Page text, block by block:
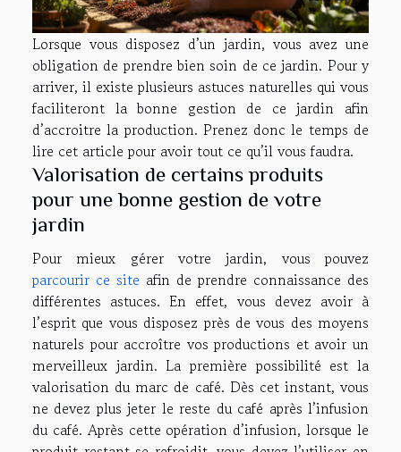
Lorsque vous disposez d’un jardin, vous avez une
obligation de prendre bien soin de ce jardin. Pour y
arriver, il existe plusieurs astuces naturelles qui vous
faciliteront la bonne gestion de ce jardin afin
d’accroitre la production. Prenez donc le temps de
lire cet article pour avoir tout ce qu’il vous faudra.
Valorisation de certains produits
pour une bonne gestion de votre
jardin
Pour mieux gérer votre jardin, vous pouvez
parcourir ce site afin de prendre connaissance des
différentes astuces. En effet, vous devez avoir à
l’esprit que vous disposez près de vous des moyens
naturels pour accroître vos productions et avoir un
merveilleux jardin. La première possibilité est la
valorisation du marc de café. Dès cet instant, vous
ne devez plus jeter le reste du café après l’infusion
du café. Après cette opération d’infusion, lorsque le